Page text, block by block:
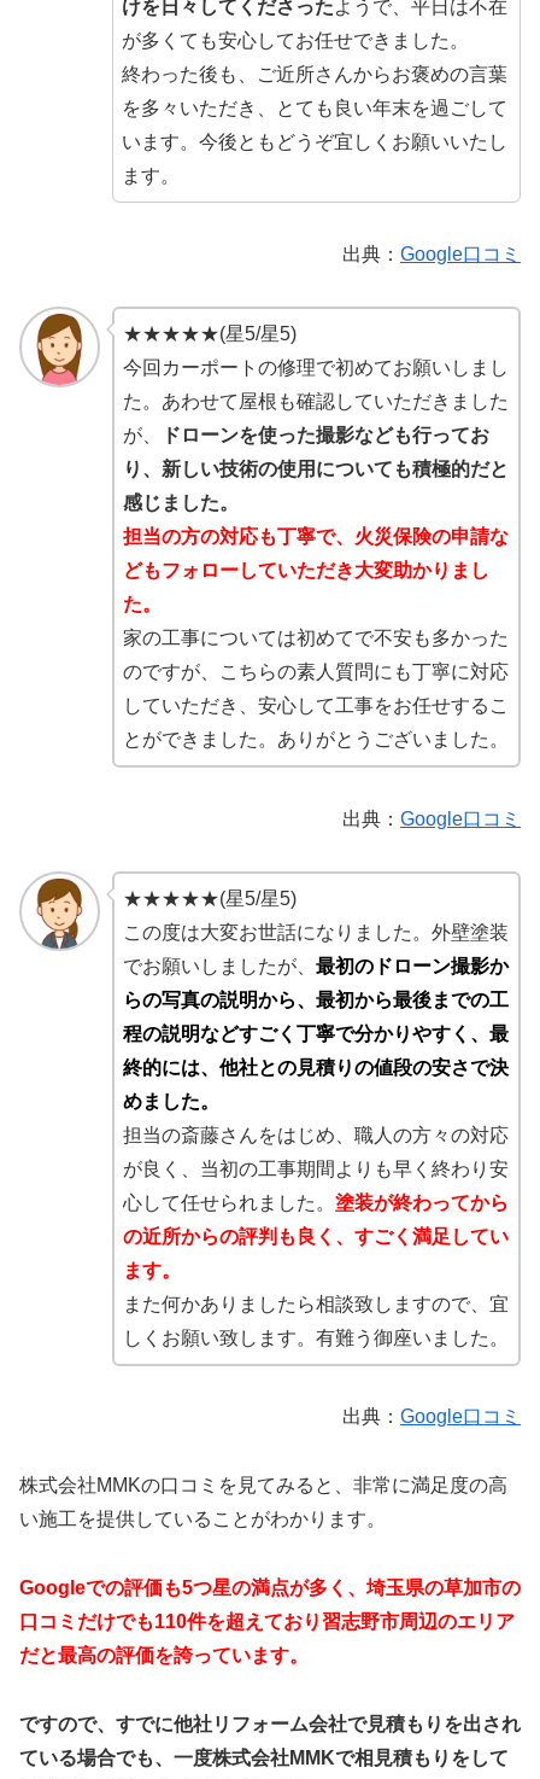
けを日々してくださったようで、平日は不在
が多くても安心してお任せできました。
終わった後も、ご近所さんからお褒めの言葉
を多々いただき、とても良い年末を過ごして
います。今後ともどうぞ宜しくお願いいたし
ます。
出典： Google口コミ
★★★★★(星5/星5)
今回カーポートの修理で初めてお願いしまし
た。あわせて屋根も確認していただきました
が、
ドローンを使った撮影なども行ってお
り、新しい技術の使用についても積極的だと
感じました。
担当の方の対応も丁寧で、火災保険の申請な
どもフォローしていただき大変助かりまし
た。
家の工事については初めてで不安も多かった
のですが、こちらの素人質問にも丁寧に対応
していただき、安心して工事をお任せするこ
とができました。ありがとうございました。
出典： Google口コミ
★★★★★(星5/星5)
この度は大変お世話になりました。外壁塗装
でお願いしましたが、 最初のドローン撮影か
らの写真の説明から、最初から最後までの工
程の説明などすごく丁寧で分かりやすく、最
終的には、他社との見積りの値段の安さで決
めました。
担当の斎藤さんをはじめ、職人の方々の対応
が良く、当初の工事期間よりも早く終わり安
心して任せられました。 塗装が終わってから
の近所からの評判も良く、すごく満足してい
ます。
また何かありましたら相談致しますので、宜
しくお願い致します。有難う御座いました。
出典： Google口コミ
株式会社MMKの口コミを見てみると、非常に満足度の高
い施工を提供していることがわかります。
Googleでの評価も5つ星の満点が多く、埼玉県の草加市の
口コミだけでも110件を超えており習志野市周辺のエリア
だと最高の評価を誇っています。
ですので、すでに他社リフォーム会社で見積もりを出され
ている場合でも、一度株式会社MMKで相見積もりをして